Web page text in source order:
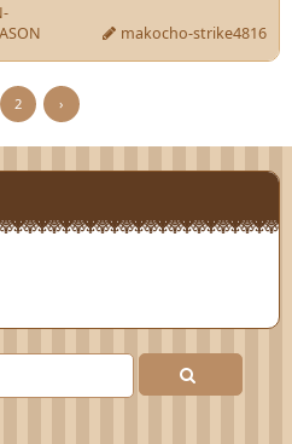
makocho-strike4816
2 ›